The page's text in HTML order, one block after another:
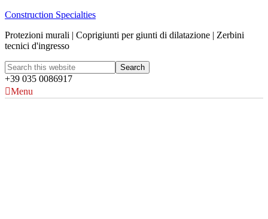
Construction Specialties
Protezioni murali | Coprigiunti per giunti di dilatazione | Zerbini
tecnici d'ingresso
+39 035 0086917
Menu